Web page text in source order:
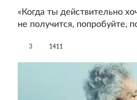
«Когда ты действительно
не получится, попробуйте,
3 1411